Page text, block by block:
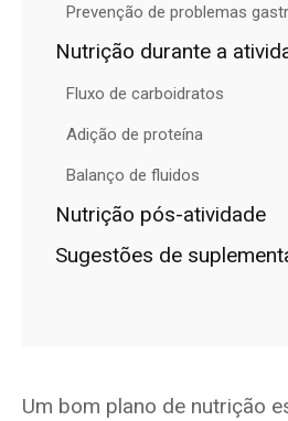
Prevenção de problemas
Nutrição durante a
Fluxo de carboidratos
Adição de proteína
Balanço de fluidos
Nutrição pós-atividade
Sugestões de
Um bom plano de nutrição